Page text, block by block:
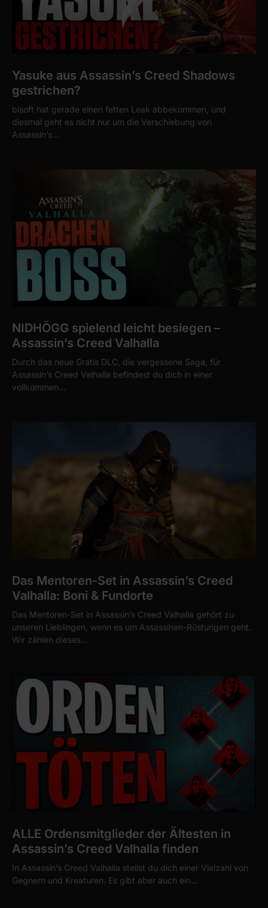
Yasuke aus Assassin’s Creed Shadows
gestrichen?
bisoft hat gerade einen fetten Leak abbekommen, und
diesmal geht es nicht nur um die Verschiebung von
Assassin’s…
NIDHÖGG spielend leicht besiegen –
Assassin’s Creed Valhalla
Durch das neue Gratis DLC, die vergessene Saga, für
Assassin’s Creed Valhalla befindest du dich in einer
vollkommen…
Das Mentoren-Set in Assassin’s Creed
Valhalla: Boni & Fundorte
Das Mentoren-Set in Assassin’s Creed Valhalla gehört zu
unseren Lieblingen, wenn es um Assassinen-Rüstungen geht.
Wir zählen dieses…
ALLE Ordensmitglieder der Ältesten in
Assassin’s Creed Valhalla finden
In Assassin’s Creed Valhalla stellst du dich einer Vielzahl von
Gegnern und Kreaturen. Es gibt aber auch ein…